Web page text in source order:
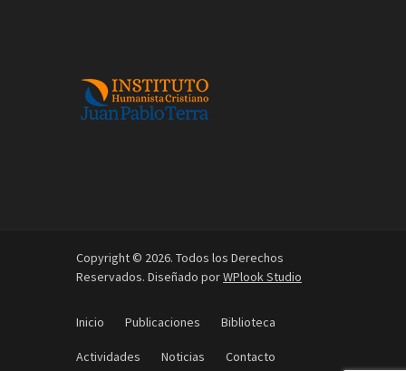
Copyright © 2026. Todos los Derechos
Reservados. Diseñado porWPlook Studio
Inicio Publicaciones Biblioteca
Actividades Noticias Contacto